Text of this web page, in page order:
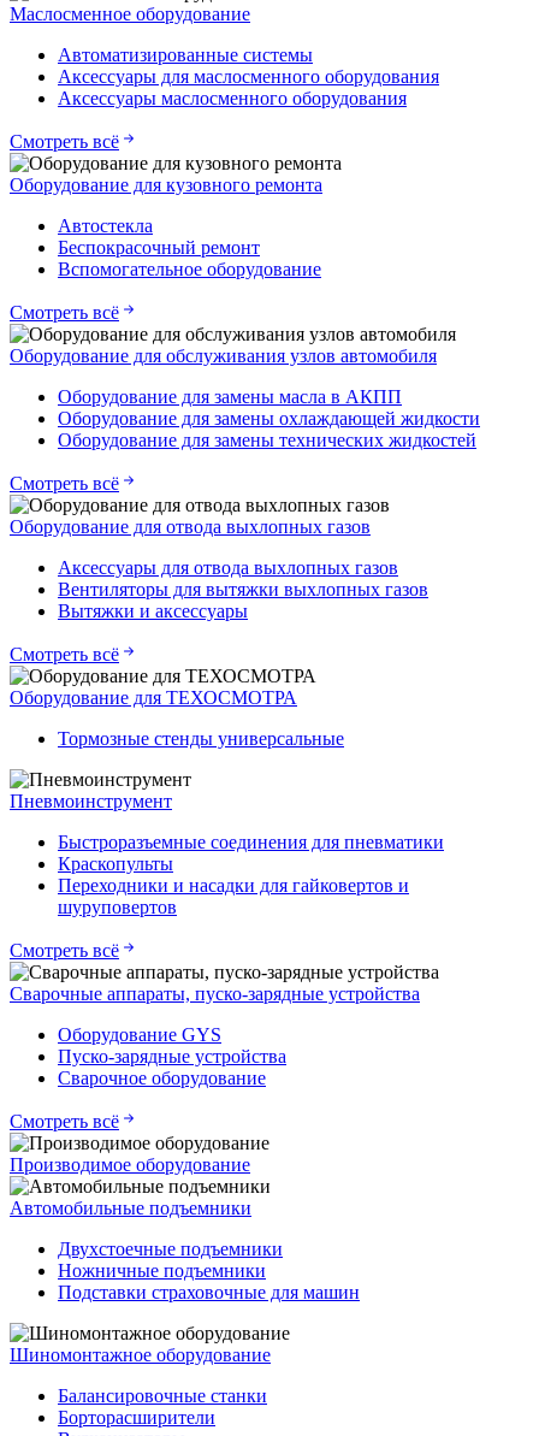
Маслосменное оборудование
Автоматизированные системы
Аксессуары для маслосменного оборудования
Аксессуары маслосменного оборудования
Смотреть всё
Оборудование для кузовного ремонта
Автостекла
Беспокрасочный ремонт
Вспомогательное оборудование
Смотреть всё
Оборудование для обслуживания узлов автомобиля
Оборудование для замены масла в АКПП
Оборудование для замены охлаждающей жидкости
Оборудование для замены технических жидкостей
Смотреть всё
Оборудование для отвода выхлопных газов
Аксессуары для отвода выхлопных газов
Вентиляторы для вытяжки выхлопных газов
Вытяжки и аксессуары
Смотреть всё
Оборудование для ТЕХОСМОТРА
Тормозные стенды универсальные
Пневмоинструмент
Быстроразъемные соединения для пневматики
Краскопульты
Переходники и насадки для гайковертов и
шуруповертов
Смотреть всё
Сварочные аппараты, пуско-зарядные устройства
Оборудование GYS
Пуско-зарядные устройства
Сварочное оборудование
Смотреть всё
Производимое оборудование
Автомобильные подъемники
Двухстоечные подъемники
Ножничные подъемники
Подставки страховочные для машин
Шиномонтажное оборудование
Балансировочные станки
Борторасширители